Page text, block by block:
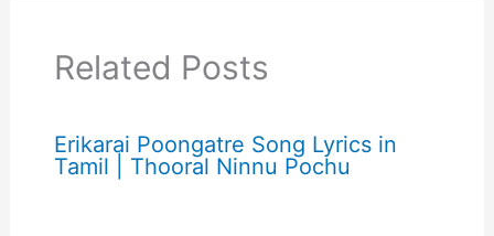
Related Posts
Erikarai Poongatre Song Lyrics in
Tamil | Thooral Ninnu Pochu